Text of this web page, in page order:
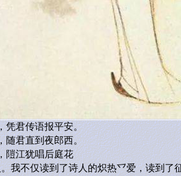
君传语报平安。
君直到夜郎西。
江犹唱后庭花
我不仅读到了诗人的炽热乊爱，读到了